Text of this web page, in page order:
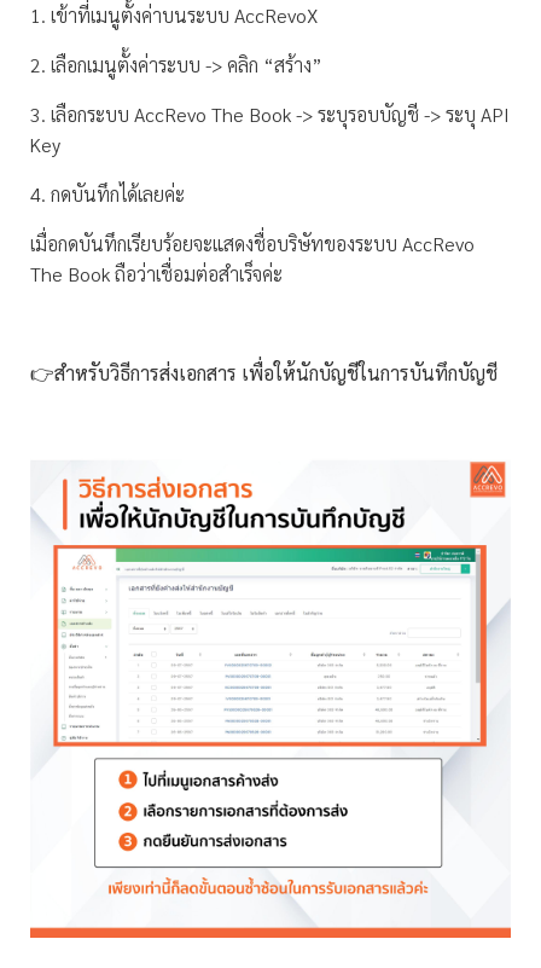
1. เข้าที่เมนูตั้งค่าบนระบบ AccRevoX
2. เลือกเมนูตั้งค่าระบบ -> คลิก “สร้าง”
3. เลือกระบบ AccRevo The Book -> ระบุรอบบัญชี -> ระบุ API
Key
4. กดบันทึกได้เลยค่ะ
เมื่อกดบันทึกเรียบร้อยจะแสดงชื่อบริษัทของระบบ AccRevo
The Book ถือว่าเชื่อมต่อสำเร็จค่ะ
👉สำหรับวิธีการส่งเอกสาร เพื่อให้นักบัญชีในการบันทึกบัญชี